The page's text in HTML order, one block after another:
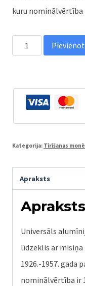
kuru nominālvērtība
Tīrītājs
-
ml.
quantity
Kategorija: Tīrīšanas
Apraksts
Apraksts
Universāls
līdzeklis ar
1926.-1957. gada
nominālvērtība ir